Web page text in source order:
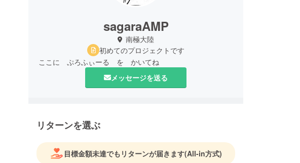
sagaraAMP
南極大陸
初めてのプロジェクトです
ここに ぷろふぃーる を かいてね
メッセージを送る
リターンを選ぶ
目標金額未達でもリターンが届きます(All-in方式)